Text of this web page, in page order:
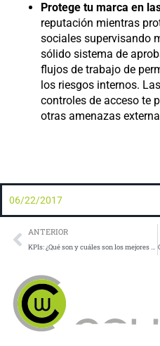
Protege tu marca en
reputación mientras
sociales supervisando
sólido sistema de
flujos de trabajo de
los riesgos internos.
controles de acceso te
otras amenazas
06/22/2017
Prev
ANTERIOR
KPIs: ¿Qué son y cuáles son los mejores para un comercio electrónico?